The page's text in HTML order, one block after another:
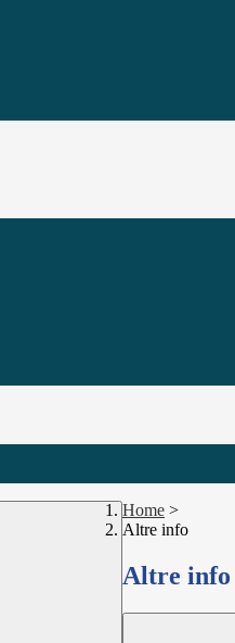
Home >
Altre info
Altre info